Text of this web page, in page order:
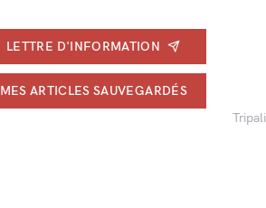
LETTRE D'INFORMATION
MES ARTICLES SAUVEGARDÉS